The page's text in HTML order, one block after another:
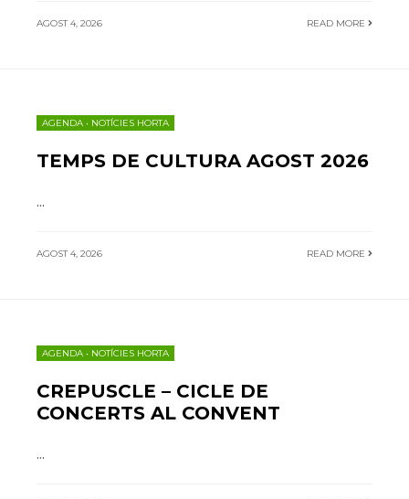
AGOST 4, 2026 READ MORE
AGENDA • NOTÍCIES HORTA
TEMPS DE CULTURA AGOST 2026
...
AGOST 4, 2026 READ MORE
AGENDA • NOTÍCIES HORTA
CREPUSCLE – CICLE DE
CONCERTS AL CONVENT
...